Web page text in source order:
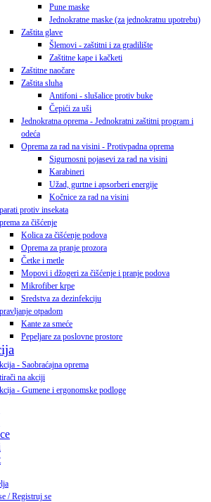
Pune maske
Jednokratne maske (za jednokratnu upotrebu)
Zaštita glave
Šlemovi - zaštitni i za gradilište
Zaštitne kape i kačketi
Zaštitne naočare
Zaštita sluha
Antifoni - slušalice protiv buke
Čepići za uši
Jednokratna oprema - Jednokratni zaštitni program i
odeća
Oprema za rad na visini - Protivpadna oprema
Sigurnosni pojasevi za rad na visini
Karabineri
Užad, gurtne i apsorberi energije
Kočnice za rad na visini
protiv insekata
za čišćenje
Kolica za čišćenje podova
Oprema za pranje prozora
Četke i metle
Mopovi i džogeri za čišćenje i pranje podova
Mikrofiber krpe
Sredstva za dezinfekciju
otpadom
Kante za smeće
Pepeljare za poslovne prostore
- Saobraćajna oprema
na akciji
- Gumene i ergonomske podloge
/ Registruj se